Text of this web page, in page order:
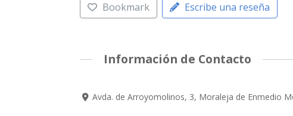
Bookmark Escribe una reseña
Información de Contacto
Avda. de Arroyomolinos, 3, Moraleja de Enmedio